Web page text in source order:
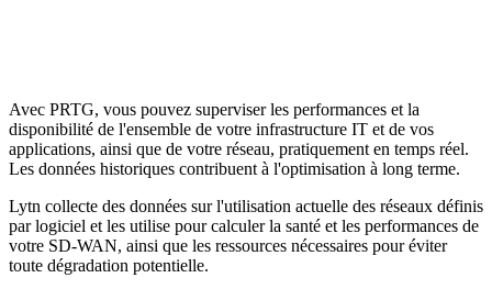
Avec PRTG, vous pouvez superviser les performances et la
disponibilité de l'ensemble de votre infrastructure IT et de vos
applications, ainsi que de votre réseau, pratiquement en temps réel.
Les données historiques contribuent à l'optimisation à long terme.
Lytn collecte des données sur l'utilisation actuelle des réseaux définis
par logiciel et les utilise pour calculer la santé et les performances de
votre SD-WAN, ainsi que les ressources nécessaires pour éviter
toute dégradation potentielle.